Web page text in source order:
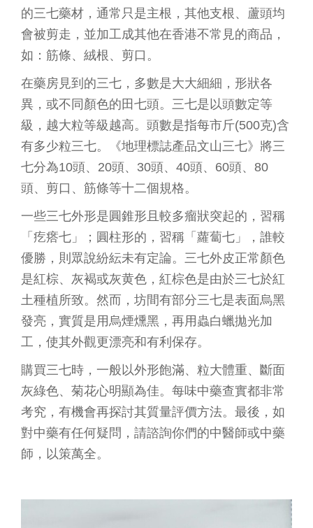
的三七藥材，通常只是主根，其他支根、蘆頭均
會被剪走，並加工成其他在香港不常見的商品，
如：筋條、絨根、剪口。
在藥房見到的三七，多數是大大細細，形狀各
異，或不同顏色的田七頭。三七是以頭數定等
級，越大粒等級越高。頭數是指每市斤(500克)含
有多少粒三七。《地理標誌產品文山三七》將三
七分為10頭、20頭、30頭、40頭、60頭、80
頭、剪口、筋條等十二個規格。
一些三七外形是圓錐形且較多瘤狀突起的，習稱
「疙瘩七」；圓柱形的，習稱「蘿蔔七」，誰較
優勝，則眾說紛紜未有定論。三七外皮正常顏色
是紅棕、灰褐或灰黄色，紅棕色是由於三七於紅
土種植所致。然而，坊間有部分三七是表面烏黑
發亮，實質是用烏煙燻黑，再用蟲白蠟拋光加
工，使其外觀更漂亮和有利保存。
購買三七時，一般以外形飽滿、粒大體重、斷面
灰綠色、菊花心明顯為佳。每味中藥查實都非常
考究，有機會再探討其質量評價方法。最後，如
對中藥有任何疑問，請諮詢你們的中醫師或中藥
師，以策萬全。